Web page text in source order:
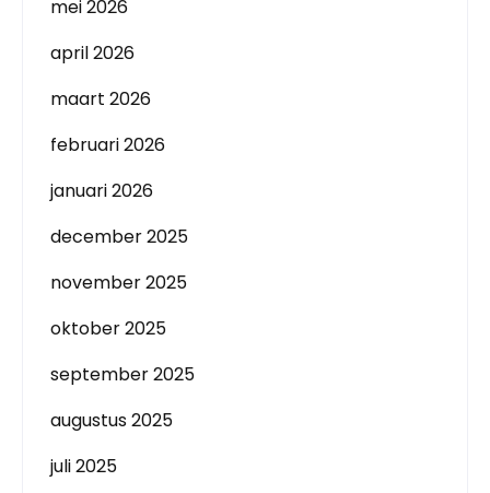
mei 2026
april 2026
maart 2026
februari 2026
januari 2026
december 2025
november 2025
oktober 2025
september 2025
augustus 2025
juli 2025